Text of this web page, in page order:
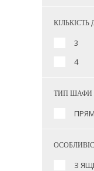
КІЛЬКІСТЬ
3
4
ТИП ШАФИ
З